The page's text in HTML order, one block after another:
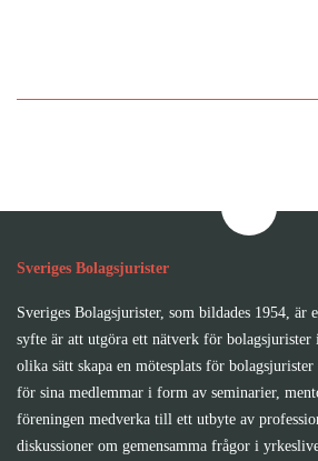
Sveriges Bolagsjurister
Sveriges Bolagsjurister, som bildades 1954, är
syfte är att utgöra ett nätverk för bolagsjurister
olika sätt skapa en mötesplats för
för sina medlemmar i form av seminarier,
föreningen medverka till ett utbyte av
diskussioner om gemensamma frågor i